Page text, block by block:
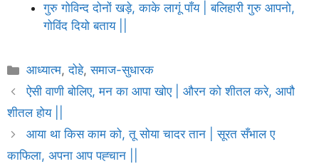
गुरु गोविन्द दोनों खड़े, काके लागूं पाँय | बलिहारी गुरु आपनो,
गोविंद दियो बताय ||
Categories
आध्यात्म,दोहे,समाज-सुधारक
ऐसी वाणी बोलिए, मन का आपा खोए | औरन को शीतल करे, आपौ
शीतल होय ||
आया था किस काम को, तू सोया चादर तान | सूरत सँभाल ए
काफिला, अपना आप पह्चान ||